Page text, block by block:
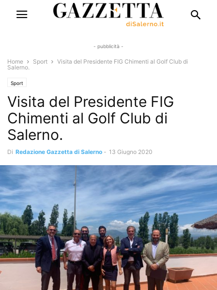
- pubblicità -
Home Sport
Visita del Presidente FIG Chimenti al Golf Club di
Salerno.
Sport
Visita del Presidente FIG
Chimenti al Golf Club di
Salerno.
Di Redazione Gazzetta di Salerno - 13 Giugno 2020